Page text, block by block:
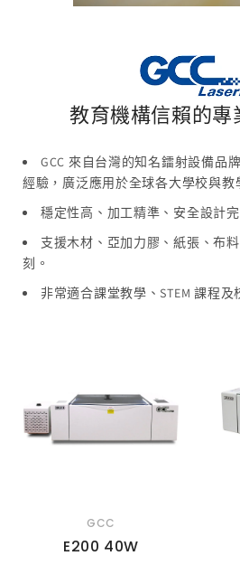
教育機構信賴的專
GCC 來自台灣的知名鐳射設備品
經驗，廣泛應用於全球各大學校與教
穩定性高、加工精準、安全設計
支援木材、亞加力膠、紙張、布
刻。
非常適合課堂教學、STEM 課程及
GCC
E200 40W